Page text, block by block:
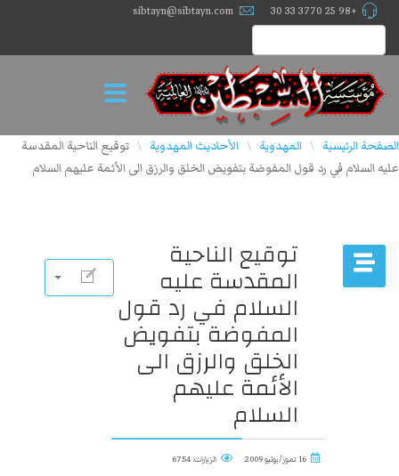
+98 25 3770 33 30
sibtayn@sibtayn.com
الصفحة الرئيسية \ المهدوية \ الأحاديث المهدوية \ توقيع الناحية المقدسة
عليه السلام في رد قول المفوضة بتفويض الخلق والرزق الى الأئمة عليهم السلام
توقيع الناحية
المقدسة عليه
السلام في رد قول
المفوضة بتفويض
الخلق والرزق الى
الأئمة عليهم
السلام
16 تموز/يوليو 2009 الزيارات: 6754